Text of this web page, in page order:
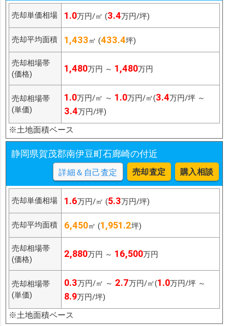
売却単価相場 1.0万円/㎡ (3.4万円/坪)
売却平均面積 1,433㎡ (433.4坪)
売却相場帯
(価格)
1,480万円 ～ 1,480万円
売却相場帯
(単価)
1.0万円/㎡ ～ 1.0万円/㎡(3.4万円/坪 ～
3.4万円/坪)
※土地面積ベース
静岡県賀茂郡南伊豆町石廊崎の付近
詳細＆自己査定 売却査定 購入相談
売却単価相場 1.6万円/㎡ (5.3万円/坪)
売却平均面積 6,450㎡ (1,951.2坪)
売却相場帯
(価格)
2,880万円 ～ 16,500万円
売却相場帯
(単価)
0.3万円/㎡ ～ 2.7万円/㎡(1.0万円/坪 ～
8.9万円/坪)
※土地面積ベース